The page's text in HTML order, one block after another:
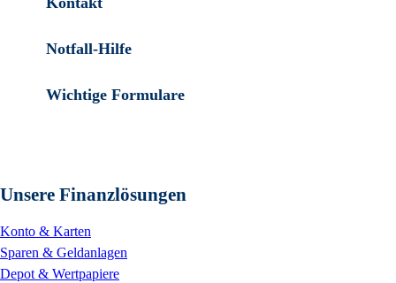
Notfall-Hilfe
Wichtige Formulare
Unsere Finanzlösungen
Konto & Karten
Sparen & Geldanlagen
Depot & Wertpapiere